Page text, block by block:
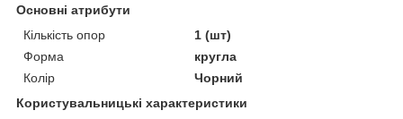
Основні атрибути
Кількість опор
1 (шт)
Форма
кругла
Колір
Чорний
Користувальницькі характеристики